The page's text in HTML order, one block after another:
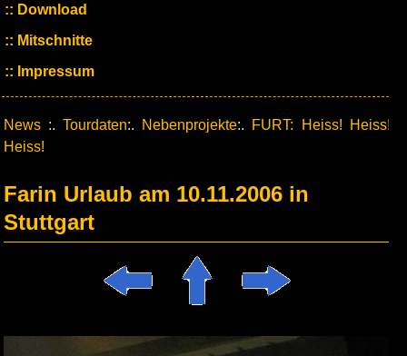
Download
Mitschnitte
Impressum
News :.Tourdaten:. Nebenprojekte:. FURT: Heiss! Heiss!
Heiss!
Farin Urlaub am 10.11.2006 in
Stuttgart